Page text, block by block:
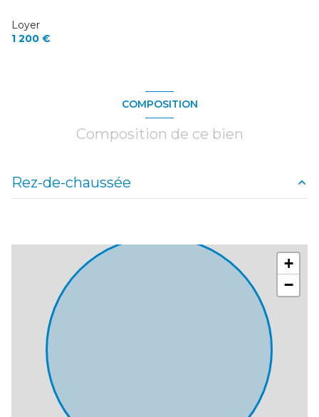
Loyer
1 200 €
COMPOSITION
Composition de ce bien
Rez-de-chaussée
salle
61 m²
24 m²
4.1 m²
+
−